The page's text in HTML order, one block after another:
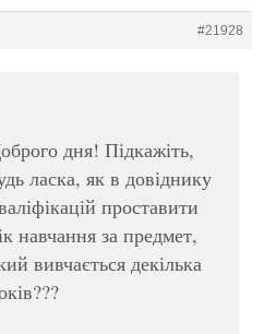
#21928
дня! Підкажіть,
ласка, як в довіднику
проставити
навчання за предмет,
вивчається декілька